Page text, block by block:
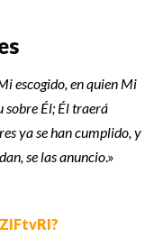
escogido, en quien Mi
sobre Él; Él traerá
ya se han cumplido, y
se las anuncio.»